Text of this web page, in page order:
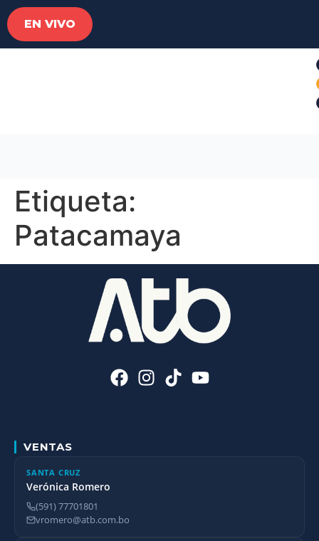
EN VIVO
Etiqueta:
Patacamaya
VENTAS
SANTA CRUZ
Verónica Romero
(591) 77701801
vromero@atb.com.bo